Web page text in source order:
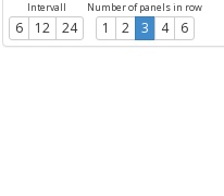
Intervall
6 12 24
Number of panels in row
1 2 3 4 6